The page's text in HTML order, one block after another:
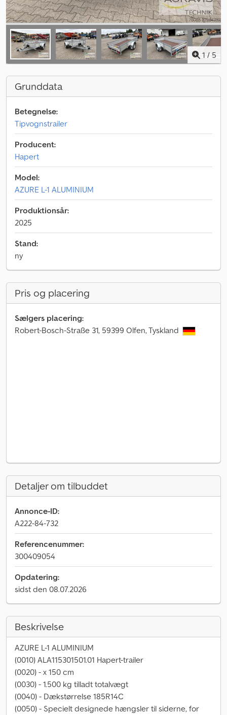
1 / 5
Grunddata
Betegnelse:
Tipvognstrailer
Producent:
Hapert
Model:
AZURE L-1 ALUMINIUM
Produktionsår:
2025
Stand:
ny
Pris og placering
Sælgers placering:
Robert-Bosch-Straße 31, 59399 Olfen, Tyskland
Detaljer om tilbuddet
Annonce-ID:
A222-84-732
Referencenummer:
300409054
Opdatering:
sidst den 08.07.2026
Beskrivelse
AZURE L-1 ALUMINIUM
(0010) ALA115301501.01 Hapert-trailer
(0020) - x 150 cm
(0030) - 1.500 kg tilladt totalvægt
(0040) - Dækstørrelse 185R14C
(0050) - Specielt designede hængsler til siderne, for